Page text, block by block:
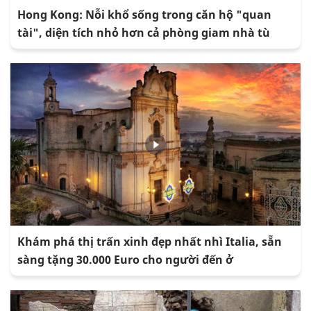
Hong Kong: Nỗi khổ sống trong căn hộ "quan
tài", diện tích nhỏ hơn cả phòng giam nhà tù
Khám phá thị trấn xinh đẹp nhất nhì Italia, sẵn
sàng tặng 30.000 Euro cho người đến ở